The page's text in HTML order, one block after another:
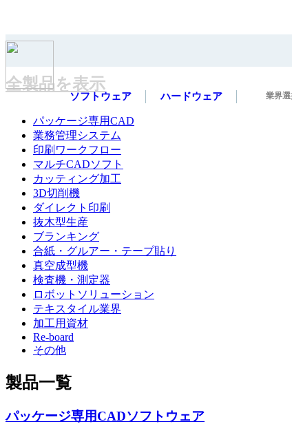
ソフトウェア ハードウェア 業界選
ジャンルを選択
全製品を表示
パッケージ専用CAD
業務管理システム
印刷ワークフロー
マルチCADソフト
カッティング加工
3D切削機
ダイレクト印刷
抜木型生産
ブランキング
合紙・グルアー・テープ貼り
真空成型機
検査機・測定器
ロボットソリューション
テキスタイル業界
加工用資材
Re-board
その他
製品一覧
パッケージ専用CADソフトウェア